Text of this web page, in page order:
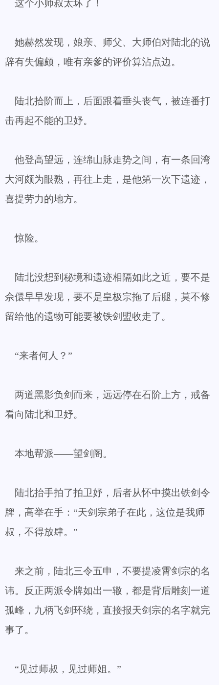
这个小师叔太坏了！
她赫然发现，娘亲、师父、大师伯对陆北的说
辞有失偏颇，唯有亲爹的评价算沾点边。
陆北拾阶而上，后面跟着垂头丧气，被连番打
击再起不能的卫妤。
他登高望远，连绵山脉走势之间，有一条回湾
大河颇为眼熟，再往上走，是他第一次下遗迹，
喜提劳力的地方。
惊险。
陆北没想到秘境和遗迹相隔如此之近，要不是
佘儇早早发现，要不是皇极宗拖了后腿，莫不修
留给他的遗物可能要被铁剑盟收走了。
“来者何人？”
两道黑影负剑而来，远远停在石阶上方，戒备
看向陆北和卫妤。
本地帮派——望剑阁。
陆北抬手拍了拍卫妤，后者从怀中摸出铁剑令
牌，高举在手：“天剑宗弟子在此，这位是我师
叔，不得放肆。”
来之前，陆北三令五申，不要提凌霄剑宗的名
讳。反正两派令牌如出一辙，都是背后雕刻一道
孤峰，九柄飞剑环绕，直接报天剑宗的名字就完
事了。
“见过师叔，见过师姐。”